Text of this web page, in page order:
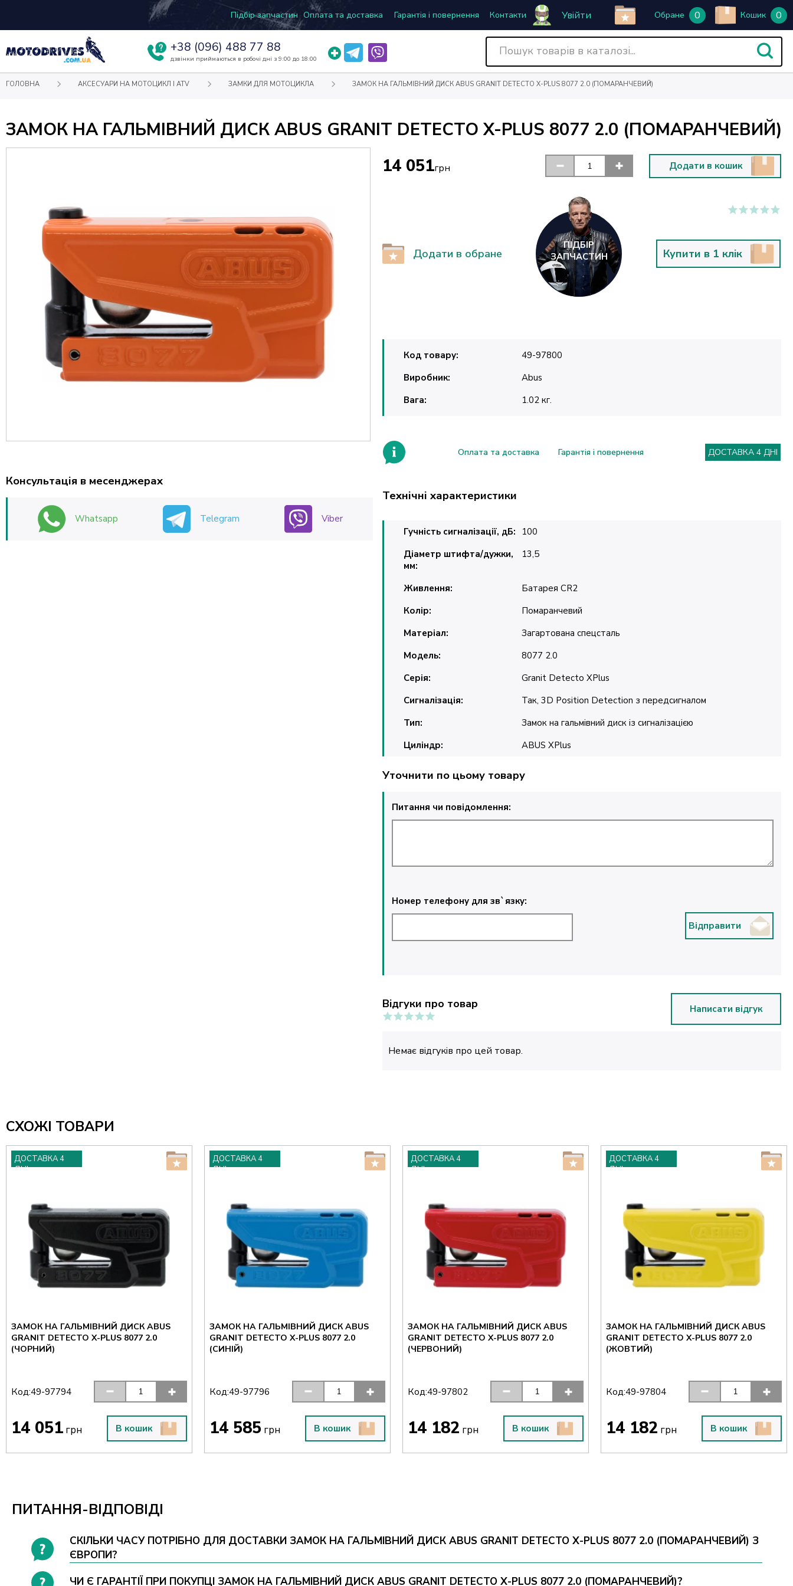
Підбір запчастин Оплата та доставка Гарантія і повернення Контакти Увійти Обране 0 Кошик 0
+38 (096) 488 77 88
дзвінки приймаються в робочі дні з 9:00 до 18:00
ГОЛОВНА АКСЕСУАРИ НА МОТОЦИКЛ І ATV ЗАМКИ ДЛЯ МОТОЦИКЛА ЗАМОК НА ГАЛЬМІВНИЙ ДИСК ABUS GRANIT DETECTO X-PLUS 8077 2.0 (ПОМАРАНЧЕВИЙ)
ЗАМОК НА ГАЛЬМІВНИЙ ДИСК ABUS GRANIT DETECTO X-PLUS 8077 2.0 (ПОМАРАНЧЕВИЙ)
Консультація в месенджерах
Whatsapp Telegram Viber
14 051грн Додати в кошик
Додати в обране
ПІДБІР
ЗАПЧАСТИН
Купити в 1 клік
Код товару:
49-97800
Виробник:
Abus
Вага:
1.02 кг.
Оплата та доставка Гарантія і повернення ДОСТАВКА 4 ДНІ
Технічні характеристики
Гучність сигналізації, дБ:
100
Діаметр штифта/дужки,
мм:
13,5
Живлення:
Батарея CR2
Колір:
Помаранчевий
Матеріал:
Загартована спецсталь
Модель:
8077 2.0
Серія:
Granit Detecto XPlus
Сигналізація:
Так, 3D Position Detection з передсигналом
Тип:
Замок на гальмівний диск із сигналізацією
Циліндр:
ABUS XPlus
Уточнити по цьому товару
Питання чи повідомлення:
Номер телефону для зв`язку:
Відправити
Відгуки про товар Написати відгук
Немає відгуків про цей товар.
СХОЖІ ТОВАРИ
ДОСТАВКА 4
ДНІ
ЗАМОК НА ГАЛЬМІВНИЙ ДИСК ABUS
GRANIT DETECTO X-PLUS 8077 2.0
(ЧОРНИЙ)
Код:49-97794
14 051 грн В кошик
ДОСТАВКА 4
ДНІ
ЗАМОК НА ГАЛЬМІВНИЙ ДИСК ABUS
GRANIT DETECTO X-PLUS 8077 2.0
(СИНІЙ)
Код:49-97796
14 585 грн В кошик
ДОСТАВКА 4
ДНІ
ЗАМОК НА ГАЛЬМІВНИЙ ДИСК ABUS
GRANIT DETECTO X-PLUS 8077 2.0
(ЧЕРВОНИЙ)
Код:49-97802
14 182 грн В кошик
ДОСТАВКА 4
ДНІ
ЗАМОК НА ГАЛЬМІВНИЙ ДИСК ABUS
GRANIT DETECTO X-PLUS 8077 2.0
(ЖОВТИЙ)
Код:49-97804
14 182 грн В кошик
ПИТАННЯ-ВІДПОВІДІ
СКІЛЬКИ ЧАСУ ПОТРІБНО ДЛЯ ДОСТАВКИ ЗАМОК НА ГАЛЬМІВНИЙ ДИСК ABUS GRANIT DETECTO X-PLUS 8077 2.0 (ПОМАРАНЧЕВИЙ) З
ЄВРОПИ?
ЧИ Є ГАРАНТІЇ ПРИ ПОКУПЦІ ЗАМОК НА ГАЛЬМІВНИЙ ДИСК ABUS GRANIT DETECTO X-PLUS 8077 2.0 (ПОМАРАНЧЕВИЙ)?